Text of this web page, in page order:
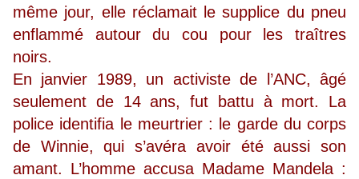
même jour, elle réclamait le supplice du pneu
enflammé autour du cou pour les traîtres
noirs.
En janvier 1989, un activiste de l’ANC, âgé
seulement de 14 ans, fut battu à mort. La
police identifia le meurtrier : le garde du corps
de Winnie, qui s’avéra avoir été aussi son
amant. L’homme accusa Madame Mandela :